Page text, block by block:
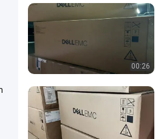
00:26